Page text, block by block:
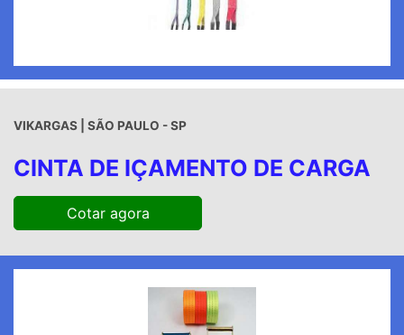
VIKARGAS | SÃO PAULO - SP
CINTA DE IÇAMENTO DE CARGA
Cotar agora